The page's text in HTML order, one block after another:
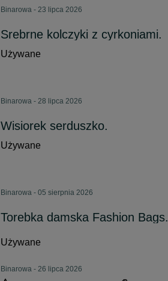
Binarowa - 23 lipca 2026
Srebrne kolczyki z cyrkoniami.
Używane
Binarowa - 28 lipca 2026
Wisiorek serduszko.
Używane
Binarowa - 05 sierpnia 2026
Torebka damska Fashion Bags.
Używane
Binarowa - 26 lipca 2026